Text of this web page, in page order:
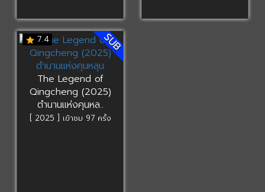
7.4 SUB
The Legend of
Qingcheng (2025)
ตำนานแห่งคุนหล..
[ 2025 ] เข้าชม 97 ครั้ง